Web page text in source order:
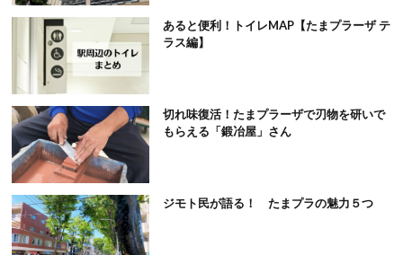
あると便利！トイレMAP【たまプラーザ テ
ラス編】
切れ味復活！たまプラーザで刃物を研いで
もらえる「鍛冶屋」さん
ジモト民が語る！ たまプラの魅力５つ